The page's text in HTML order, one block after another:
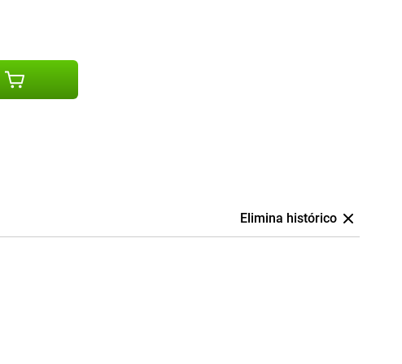
Elimina histórico